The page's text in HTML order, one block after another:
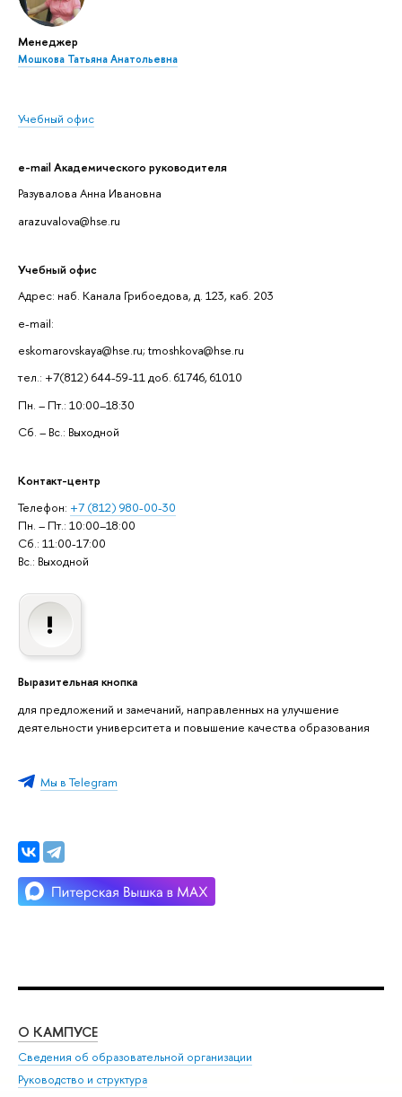
Менеджер
Мошкова Татьяна Анатольевна
Учебный офис
e-mail Академического руководителя
Разувалова Анна Ивановна
arazuvalova@hse.ru
Учебный офис
Адрес: наб. Канала Грибоедова, д. 123, каб. 203
e-mail:
eskomarovskaya@hse.ru; tmoshkova@hse.ru
тел.: +7(812) 644-59-11 доб. 61746, 61010
Пн. – Пт.: 10:00–18:30
Сб. – Вс.: Выходной
Контакт-центр
Телефон: +7 (812) 980-00-30
Пн. – Пт.: 10:00–18:00
Сб.: 11:00-17:00
Вс.: Выходной
Выразительная кнопка
для предложений и замечаний, направленных на улучшение
деятельности университета и повышение качества образования
Мы в Telegram
О КАМПУСЕ
Сведения об образовательной организации
Руководство и структура